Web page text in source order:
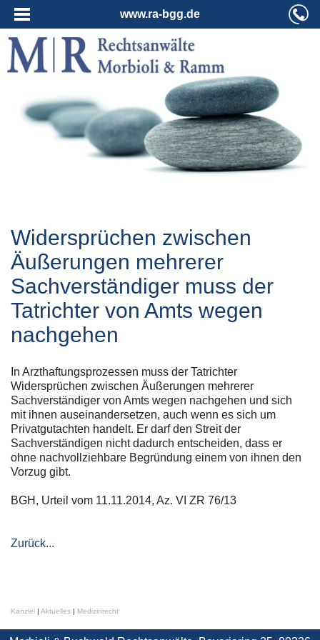
www.ra-bgg.de
Widersprüchen zwischen
Äußerungen mehrerer
Sachverständiger muss der
Tatrichter von Amts wegen
nachgehen
In Arzthaftungsprozessen muss der Tatrichter
Widersprüchen zwischen Äußerungen mehrerer
Sachverständiger von Amts wegen nachgehen und sich
mit ihnen auseinandersetzen, auch wenn es sich um
Privatgutachten handelt. Er darf den Streit der
Sachverständigen nicht dadurch entscheiden, dass er
ohne nachvollziehbare Begründung einem von ihnen den
Vorzug gibt.
BGH, Urteil vom 11.11.2014, Az. VI ZR 76/13
Zurück...
Kanzlei | Aktuelles | Medizinrecht